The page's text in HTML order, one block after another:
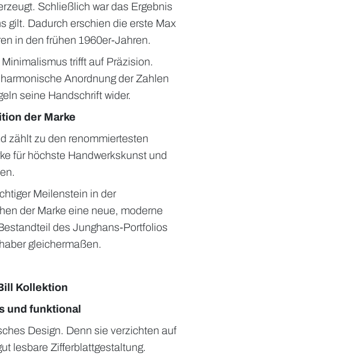
Schließlich war das Ergebnis
gilt. Dadurch erschien die erste Max
in den frühen 1960er-Jahren.
trifft auf Präzision.
Anordnung der Zahlen
seine Handschrift wider.
der Marke
zählt zu den renommiertesten
für höchste Handwerkskunst und
Meilenstein in der
der Marke eine neue, moderne
des Junghans-Portfolios
gleichermaßen.
Kollektion
und funktional
Design. Denn sie verzichten auf
lesbare Zifferblattgestaltung.